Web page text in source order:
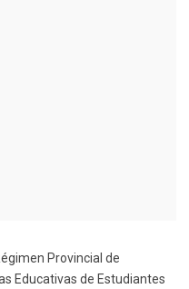
Provincial de
Educativas de Estudiantes